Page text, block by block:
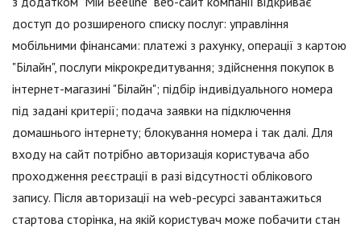
доступ до розширеного списку послуг: управління
мобільними фінансами: платежі з рахунку, операції з картою
"Білайн", послуги мікрокредитування; здійснення покупок в
інтернет-магазині "Білайн"; підбір індивідуального номера
під задані критерії; подача заявки на підключення
домашнього інтернету; блокування номера і так далі. Для
входу на сайт потрібно авторизація користувача або
проходження реєстрації в разі відсутності облікового
запису. Після авторизації на web-ресурсі завантажиться
стартова сторінка, на якій користувач може побачити стан